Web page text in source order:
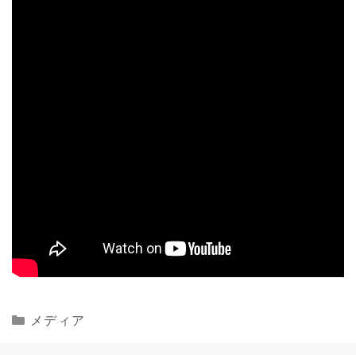
Categories
メディア